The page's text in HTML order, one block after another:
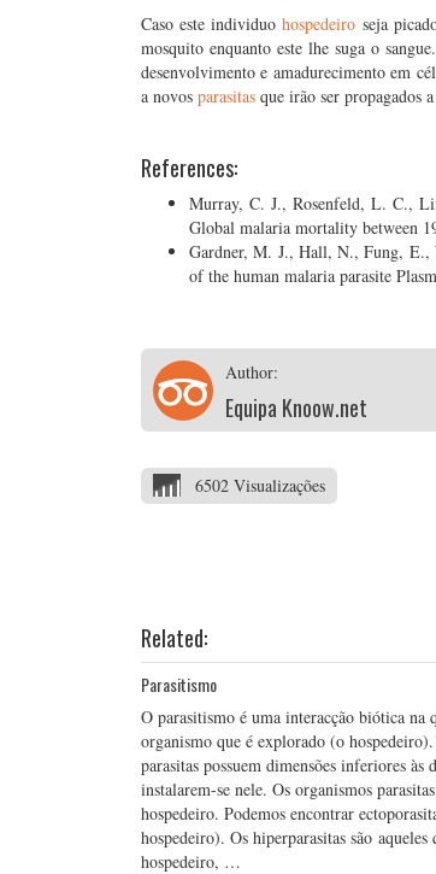
Caso este individuo hospedeiro seja
mosquito enquanto este lhe suga o
desenvolvimento e amadurecimento em
a novos parasitas que irão ser propagados
References:
Murray, C. J., Rosenfeld, L. C.,
Global malaria mortality between
Gardner, M. J., Hall, N., Fung,
of the human malaria parasite
Author:
Equipa Knoow.net
6502 Visualizações
Related:
Parasitismo
O parasitismo é uma interacção biótica
organismo que é explorado (o
parasitas possuem dimensões inferiores
instalarem-se nele. Os organismos
hospedeiro. Podemos encontrar
hospedeiro). Os hiperparasitas são
hospedeiro, …